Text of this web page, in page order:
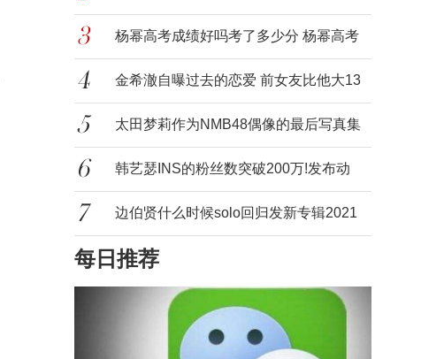
么梗
杨幂高考成绩好吗考了多少分 杨幂高考
分数
金希澈自曝过去的恋爱 前女友比他大13
岁?
太田梦莉作为NMB48偶像的最后写真集
韩艺瑟INS的粉丝数突破200万!发布动
态表示
边伯贤什么时候solo回归发新专辑2021
SM娱
每日推荐